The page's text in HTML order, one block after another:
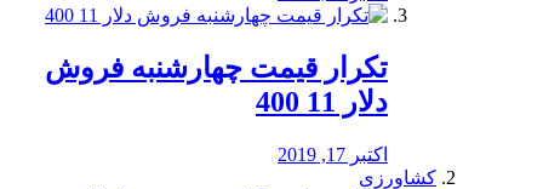
تکرار قیمت چهارشنبه فروش
دلار 11 400
اکتبر 17, 2019
کشاورزی